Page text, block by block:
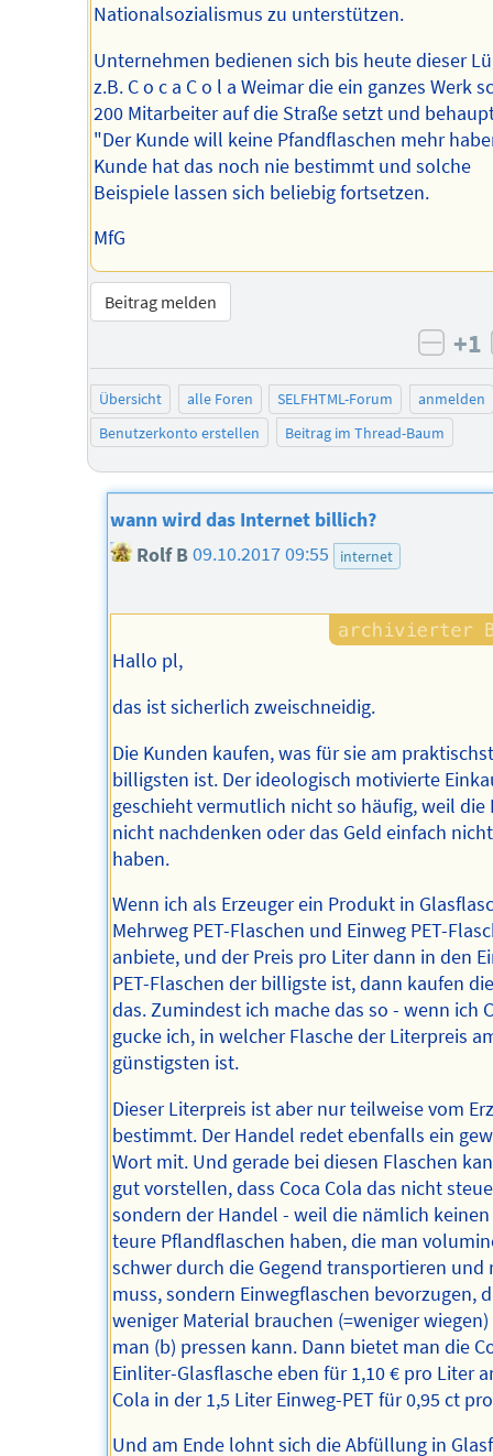
Nationalsozialismus zu unterstützen.
Unternehmen bedienen sich bis heute dieser
z.B. C o c a C o l a Weimar die ein ganzes Werk
200 Mitarbeiter auf die Straße setzt und
"Der Kunde will keine Pfandflaschen mehr
Kunde hat das noch nie bestimmt und solche
Beispiele lassen sich beliebig fortsetzen.
MfG
Beitrag melden
+1
Übersicht alle Foren SELFHTML-Forum
anmelden
Benutzerkonto erstellen
Beitrag im Thread-Baum
wann wird das Internet billich?
Rolf B 09.10.2017 09:55 internet
Hallo pl,
das ist sicherlich zweischneidig.
Die Kunden kaufen, was für sie am
billigsten ist. Der ideologisch motivierte
geschieht vermutlich nicht so häufig, weil die
nicht nachdenken oder das Geld einfach
haben.
Wenn ich als Erzeuger ein Produkt in
Mehrweg PET-Flaschen und Einweg PET-
anbiete, und der Preis pro Liter dann in den
PET-Flaschen der billigste ist, dann kaufen
das. Zumindest ich mache das so - wenn ich
gucke ich, in welcher Flasche der Literpreis
günstigsten ist.
Dieser Literpreis ist aber nur teilweise vom
bestimmt. Der Handel redet ebenfalls ein
Wort mit. Und gerade bei diesen Flaschen
gut vorstellen, dass Coca Cola das nicht
sondern der Handel - weil die nämlich
teure Pflandflaschen haben, die man
schwer durch die Gegend transportieren und
muss, sondern Einwegflaschen bevorzugen,
weniger Material brauchen (=weniger
man (b) pressen kann. Dann bietet man die
Einliter-Glasflasche eben für 1,10 € pro Liter
Cola in der 1,5 Liter Einweg-PET für 0,95 ct
Und am Ende lohnt sich die Abfüllung in